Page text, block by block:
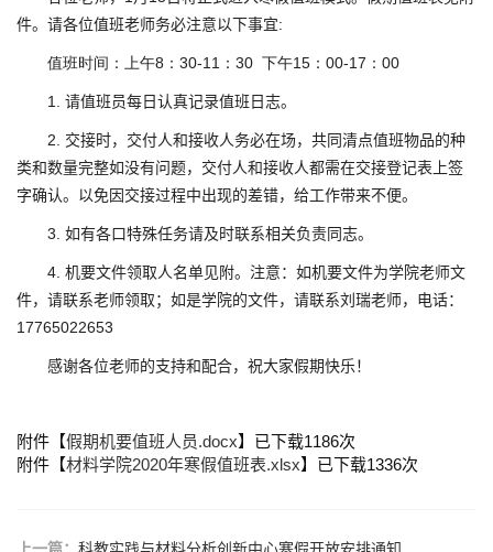
件。请各位值班老师务必注意以下事宜:
值班时间：上午8：30-11：30 下午15：00-17：00
1. 请值班员每日认真记录值班日志。
2. 交接时，交付人和接收人务必在场，共同清点值班物品的种
类和数量完整如没有问题，交付人和接收人都需在交接登记表上签
字确认。以免因交接过程中出现的差错，给工作带来不便。
3. 如有各口特殊任务请及时联系相关负责同志。
4. 机要文件领取人名单见附。注意：如机要文件为学院老师文
件，请联系老师领取；如是学院的文件，请联系刘瑞老师，电话：
17765022653
感谢各位老师的支持和配合，祝大家假期快乐！
附件【假期机要值班人员.docx】已下载1186次
附件【材料学院2020年寒假值班表.xlsx】已下载1336次